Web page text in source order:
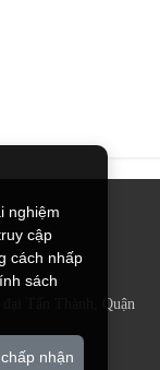
Tấn Thành, Quận
nghiệm
cập
cách nhấp
sách
nhận